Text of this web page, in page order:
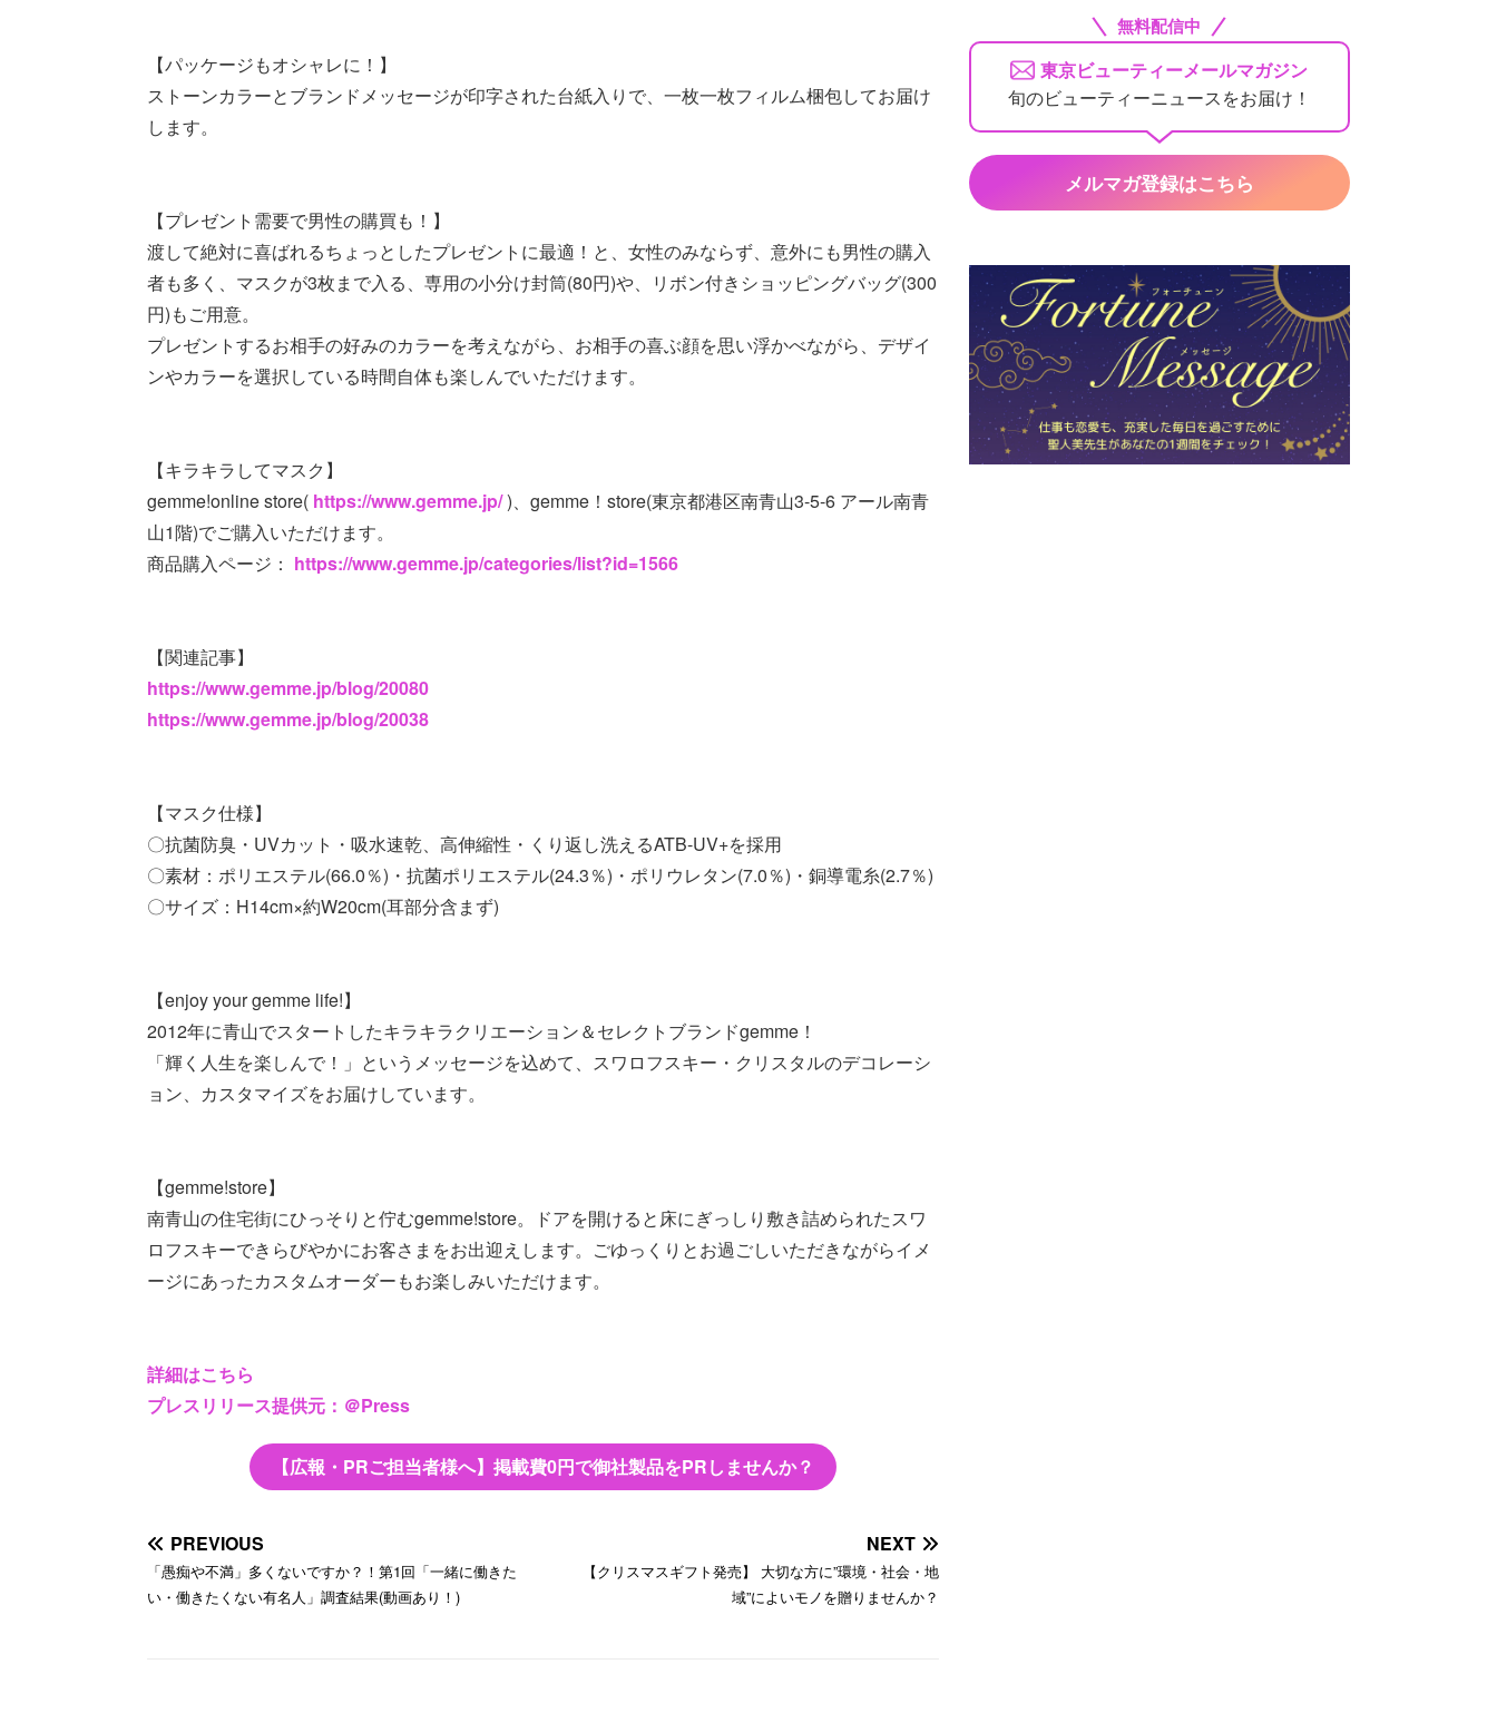
【パッケージもオシャレに！】
ストーンカラーとブランドメッセージが印字された台紙入りで、一枚一枚フィルム梱包してお届け
します。
【プレゼント需要で男性の購買も！】
渡して絶対に喜ばれるちょっとしたプレゼントに最適！と、女性のみならず、意外にも男性の購入
者も多く、マスクが3枚まで入る、専用の小分け封筒(80円)や、リボン付きショッピングバッグ(300
円)もご用意。
プレゼントするお相手の好みのカラーを考えながら、お相手の喜ぶ顔を思い浮かべながら、デザイ
ンやカラーを選択している時間自体も楽しんでいただけます。
【キラキラしてマスク】
gemme!online store( https://www.gemme.jp/)、gemme！store(東京都港区南青山3-5-6 アール南青
山1階)でご購入いただけます。
商品購入ページ： https://www.gemme.jp/categories/list?id=1566
【関連記事】
https://www.gemme.jp/blog/20080
https://www.gemme.jp/blog/20038
【マスク仕様】
〇抗菌防臭・UVカット・吸水速乾、高伸縮性・くり返し洗えるATB-UV+を採用
〇素材：ポリエステル(66.0％)・抗菌ポリエステル(24.3％)・ポリウレタン(7.0％)・銅導電糸(2.7％)
〇サイズ：H14cm×約W20cm(耳部分含まず)
【enjoy your gemme life!】
2012年に青山でスタートしたキラキラクリエーション＆セレクトブランドgemme！
「輝く人生を楽しんで！」というメッセージを込めて、スワロフスキー・クリスタルのデコレーシ
ョン、カスタマイズをお届けしています。
【gemme!store】
南青山の住宅街にひっそりと佇むgemme!store。ドアを開けると床にぎっしり敷き詰められたスワ
ロフスキーできらびやかにお客さまをお出迎えします。ごゆっくりとお過ごしいただきながらイメ
ージにあったカスタムオーダーもお楽しみいただけます。
詳細はこちら
プレスリリース提供元：＠Press
【広報・PRご担当者様へ】掲載費0円で御社製品をPRしませんか？
PREVIOUS
「愚痴や不満」多くないですか？！第1回「一緒に働きた
い・働きたくない有名人」調査結果(動画あり！)
NEXT
【クリスマスギフト発売】 大切な方に”環境・社会・地
域”によいモノを贈りませんか？
無料配信中
東京ビューティーメールマガジン
旬のビューティーニュースをお届け！
メルマガ登録はこちら